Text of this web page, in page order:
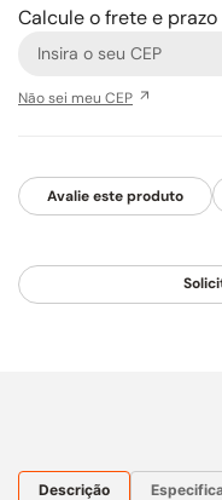
Calcule o frete e prazo
Não sei meu CEP
Avalie este produto
Descrição